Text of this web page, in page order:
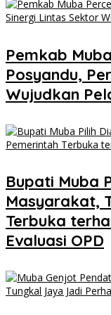
Pemkab
Posyandu,
Wujudkan
Bupati Muba
Masyarakat,
Terbuka
Evaluasi OPD